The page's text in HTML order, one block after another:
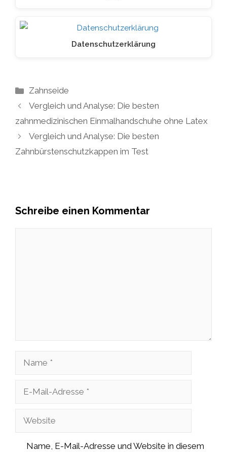
Datenschutzerklärung
Kategorien
Zahnseide
Vergleich und Analyse: Die besten
zahnmedizinischen Einmalhandschuhe ohne Latex
Vergleich und Analyse: Die besten
Zahnbürstenschutzkappen im Test
Schreibe einen Kommentar
Name
Adresse
Website
Name, E-Mail-Adresse und Website in diesem